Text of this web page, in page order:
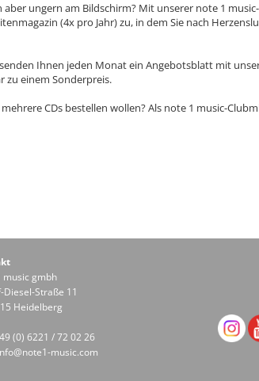
aber ungern am Bildschirm? Mit unserer note 1 music-
(4x pro Jahr) zu, in dem Sie nach
Ihnen jeden Monat ein Angebotsblatt mit
zu einem Sonderpreis.
CDs bestellen wollen? Als note 1 music-
music gmbh
Diesel-Straße 11
Heidelberg
(0) 6221 / 72 02 26
music.com